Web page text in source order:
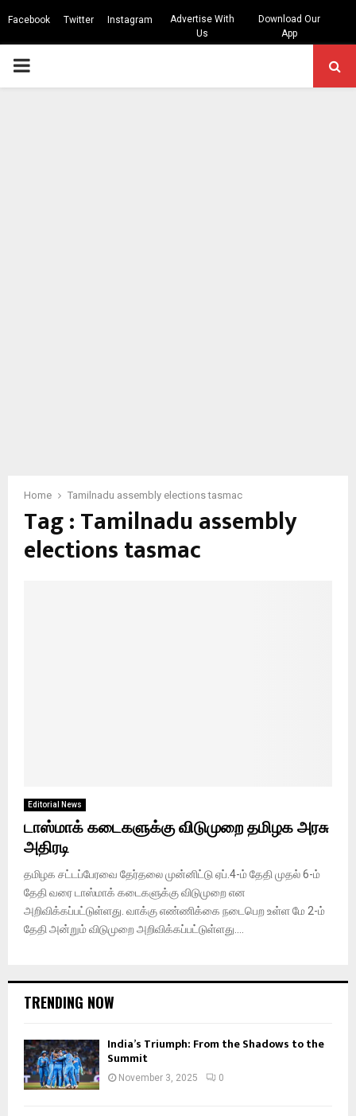
Facebook Twitter Instagram
Advertise With
Us
Download Our
App
PRIMARY
Home Tamilnadu assembly elections tasmac
Tag : Tamilnadu assembly
elections tasmac
Editorial News
டாஸ்மாக் கடைகளுக்கு விடுமுறை தமிழக அரசு
அதிரடி
தமிழக சட்டப்பேரவை தேர்தலை முன்னிட்டு ஏப்.4-ம் தேதி முதல் 6-ம்
தேதி வரை டாஸ்மாக் கடைகளுக்கு விடுமுறை என
அறிவிக்கப்பட்டுள்ளது. வாக்கு எண்ணிக்கை நடைபெற உள்ள மே 2-ம்
தேதி அன்றும் விடுமுறை அறிவிக்கப்பட்டுள்ளது....
TRENDING NOW
India’s Triumph: From the Shadows to the
Summit
November 3, 2025 0